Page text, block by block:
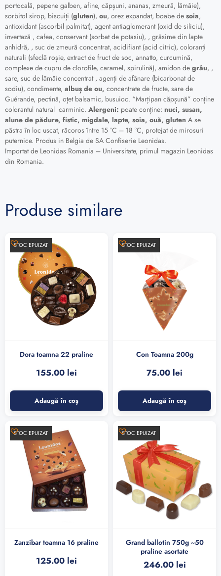
portocală, pepene galben, afine, căpșuni, ananas, zmeură, lămâie),
sorbitol sirop, biscuiți (gluten), ou, orez expandat, boabe de soia,
antioxidant (ascorbil palmitat), agent antiaglomerant (oxid de siliciu),
invertază , cafea, conservant (sorbat de potasiu), , grăsime din lapte
anhidră, , suc de zmeură concentrat, acidifiant (acid citric), coloranți
naturali (sfeclă roșie, extract de fruct de soc, annatto, curcumină,
complexe de cupru de clorofile, caramel, spirulină), amidon de grâu, ,
sare, suc de lămâie concentrat , agenți de afânare (bicarbonat de
sodiu), condimente, albuș de ou, concentrate de fructe, sare de
Guérande, pectină, oțet balsamic, busuioc. “Marțipan căpșună” conține
colorantul natural carminic. Alergeni: poate conține: nuci, susan,
alune de pădure, fistic, migdale, lapte, soia, ouă, gluten A se
păstra în loc uscat, răcoros între 15 °C – 18 °C, protejat de mirosuri
puternice. Produs in Belgia de SA Confiserie Leonidas.
Importat de Leonidas Romania – Universitate, primul magazin Leonidas
din Romania.
Produse similare
STOC EPUIZAT
Dora toamna 22 praline
155.00 lei
Adaugă în coș
STOC EPUIZAT
Con Toamna 200g
75.00 lei
Adaugă în coș
STOC EPUIZAT
Zanzibar toamna 16 praline
125.00 lei
STOC EPUIZAT
Grand ballotin 750g ~50
praline asortate
246.00 lei